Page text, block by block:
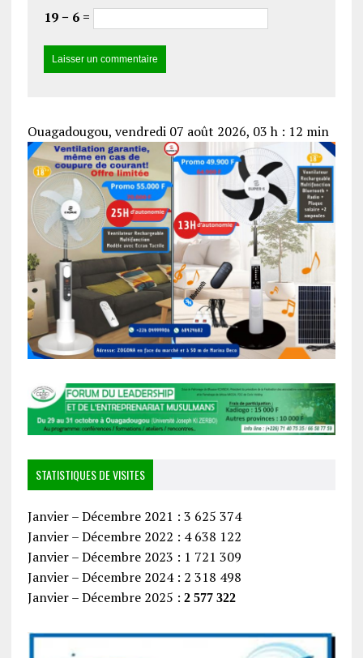
19 − 6 =
Ouagadougou, vendredi 07 août 2026, 03 h : 12 min
STATISTIQUES DE VISITES
Janvier – Décembre 2021 : 3 625 374
Janvier – Décembre 2022 : 4 638 122
Janvier – Décembre 2023 : 1 721 309
Janvier – Décembre 2024 : 2 318 498
Janvier – Décembre 2025 : 2 577 322